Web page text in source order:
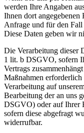
werden Ihre Angaben
Ihnen dort
Anfrage und für den Fall
Diese Daten geben wir
Die Verarbeitung dieser
1 lit. b DSGVO, sofern
Vertrags
Maßnahmen
Verarbeitung auf
Bearbeitung der an uns
DSGVO) oder auf
sofern diese abgefragt
widerrufbar.